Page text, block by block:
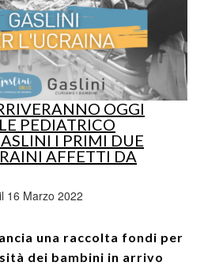
testo
OGGI
PEDIATRICO
I PRIMI DUE
AFFETTI DA
16 Marzo 2022
una raccolta fondi per
dei bambini in arrivo